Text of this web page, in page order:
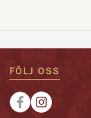
FÖLJ OSS